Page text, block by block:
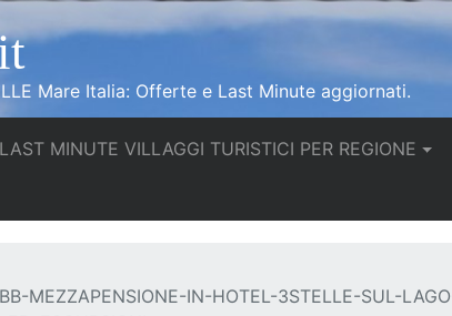
Mare Italia: Offerte e Last Minute aggiornati.
LAST MINUTE VILLAGGI TURISTICI PER REGIONE
MEZZAPENSIONE-IN-HOTEL-3STELLE-SUL-